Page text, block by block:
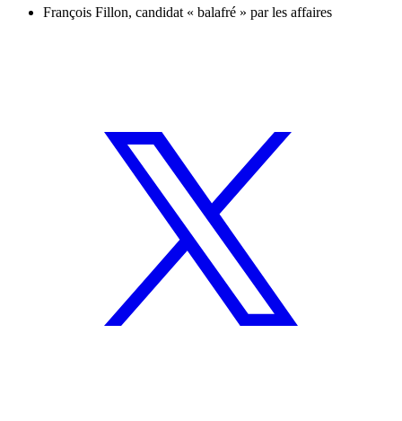
François Fillon, candidat « balafré » par les affaires